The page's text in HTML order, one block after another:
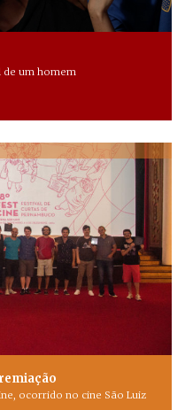
um homem
ocorrido no cine São Luiz